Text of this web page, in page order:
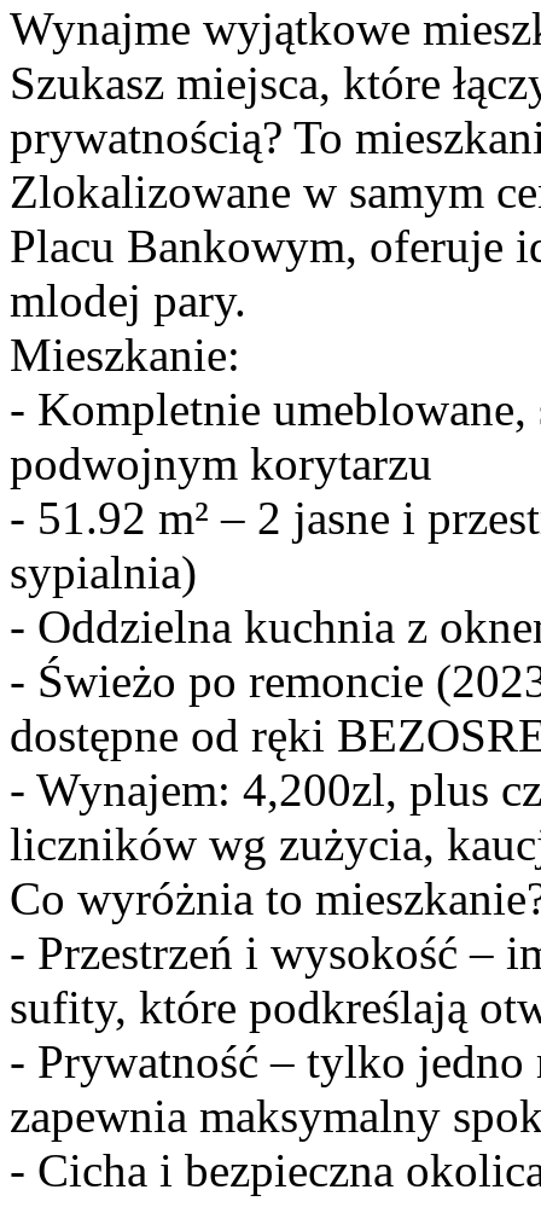
Wynajme wyjątkowe
Szukasz miejsca, które
prywatnością? To
Zlokalizowane w samym
Placu Bankowym, oferuje
mlodej pary.
Mieszkanie:
- Kompletnie
podwojnym korytarzu
- 51.92 m² – 2 jasne i
sypialnia)
- Oddzielna kuchnia z
- Świeżo po remoncie
dostępne od ręki
- Wynajem: 4,200zl, plus
liczników wg zużycia,
Co wyróżnia to
- Przestrzeń i wysokość –
sufity, które podkreślają
- Prywatność – tylko jedno
zapewnia maksymalny
- Cicha i bezpieczna